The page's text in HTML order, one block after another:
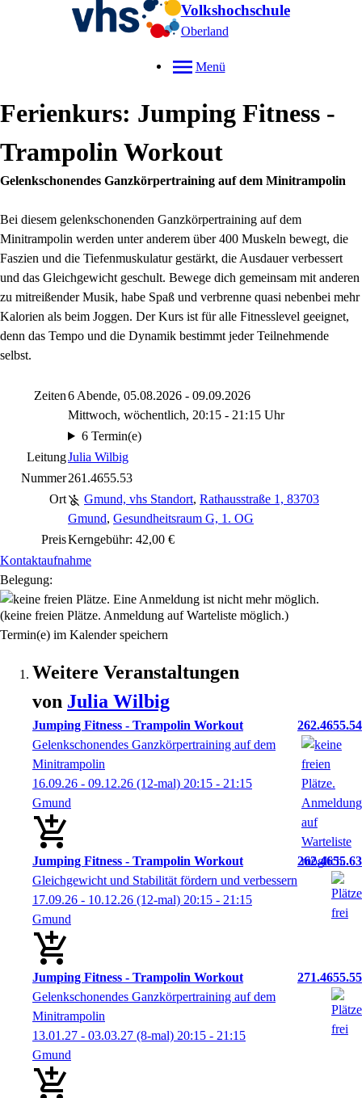
Volkshochschule
Oberland
Menü
Ferienkurs: Jumping Fitness -
Trampolin Workout
Gelenkschonendes Ganzkörpertraining auf dem Minitrampolin
Bei diesem gelenkschonenden Ganzkörpertraining auf dem
Minitrampolin werden unter anderem über 400 Muskeln bewegt, die
Faszien und die Tiefenmuskulatur gestärkt, die Ausdauer verbessert
und das Gleichgewicht geschult. Bewege dich gemeinsam mit anderen
zu mitreißender Musik, habe Spaß und verbrenne quasi nebenbei mehr
Kalorien als beim Joggen. Der Kurs ist für alle Fitnesslevel geeignet,
denn das Tempo und die Dynamik bestimmt jeder Teilnehmende
selbst.
Zeiten6 Abende, 05.08.2026 - 09.09.2026
Mittwoch, wöchentlich, 20:15 - 21:15 Uhr
6 Termin(e)
LeitungJulia Wilbig
Nummer261.4655.53
Ort
Gmund, vhs Standort, Rathausstraße 1, 83703
Gmund, Gesundheitsraum G, 1. OG
PreisKerngebühr: 42,00 €
Kontaktaufnahme
Belegung:
(keine freien Plätze. Anmeldung auf Warteliste möglich.)
Termin(e) im Kalender speichern
Weitere Veranstaltungen
von Julia Wilbig
Jumping Fitness - Trampolin Workout
262.4655.54
Gelenkschonendes Ganzkörpertraining auf dem
Minitrampolin
16.09.26 - 09.12.26 (12-mal) 20:15 - 21:15
Gmund
Jumping Fitness - Trampolin Workout
262.4655.63
Gleichgewicht und Stabilität fördern und verbessern
17.09.26 - 10.12.26 (12-mal) 20:15 - 21:15
Gmund
Jumping Fitness - Trampolin Workout
271.4655.55
Gelenkschonendes Ganzkörpertraining auf dem
Minitrampolin
13.01.27 - 03.03.27 (8-mal) 20:15 - 21:15
Gmund